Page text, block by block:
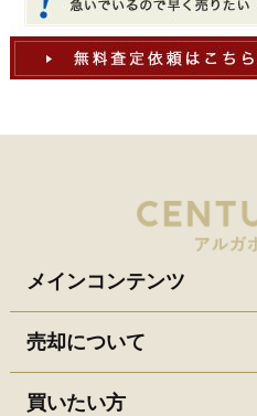
メインコンテンツ
売却について
買いたい方